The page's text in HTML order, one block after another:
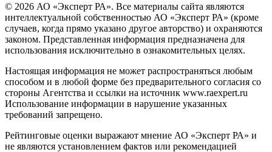
© 2026 АО «Эксперт РА». Все материалы сайта являются
интеллектуальной собственностью АО «Эксперт РА» (кроме
случаев, когда прямо указано другое авторство) и охраняются
законом. Представленная информация предназначена для
использования исключительно в ознакомительных целях.
Настоящая информация не может распространяться любым
способом и в любой форме без предварительного согласия со
стороны Агентства и ссылки на источник www.raexpert.ru
Использование информации в нарушение указанных
требований запрещено.
Рейтинговые оценки выражают мнение АО «Эксперт РА» и
не являются установлением фактов или рекомендацией